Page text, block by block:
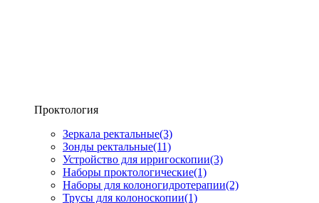
Проктология
Зеркала ректальные(3)
Зонды ректальные(11)
Устройство для ирригоскопии(3)
Наборы проктологические(1)
Наборы для колоногидротерапии(2)
Трусы для колоноскопии(1)